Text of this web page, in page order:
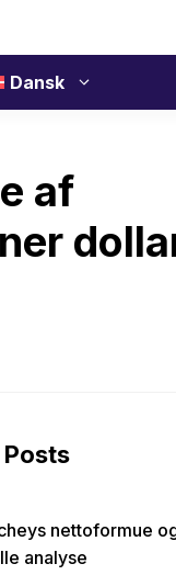
Dansk
af
Posts
nettoformue
analyse